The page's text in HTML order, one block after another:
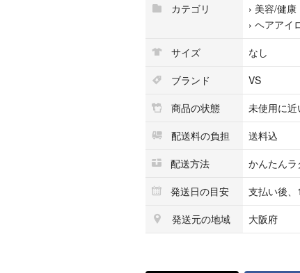
温度調節機能:約100-180℃
髪に熱をやさしく素早く伝えるクリ
#即時発送 #送料無料 #送料込み #
ーポン #メルカリ
#ゴルフ #ゴルフウエア #ゴルフ
ア #スポーツ #運動 #ヨガ #ジム
#コスメ #化粧品 #美容 #メイク
スメ
#アクセサリー #スキニー #ジーン
デニム #ジーンズ #キャップ #ニッ
IQLO #ユニクロ #春服 #夏服 #秋服
キ #アップル #ディズニー #アデ
カテゴリ
› 美容/健康
› ヘアアイ
サイズ
なし
ブランド
VS
商品の状態
未使用に近
配送料の負担
送料込
配送方法
かんたん
発送日の目安
支払い後
発送元の地域
大阪府